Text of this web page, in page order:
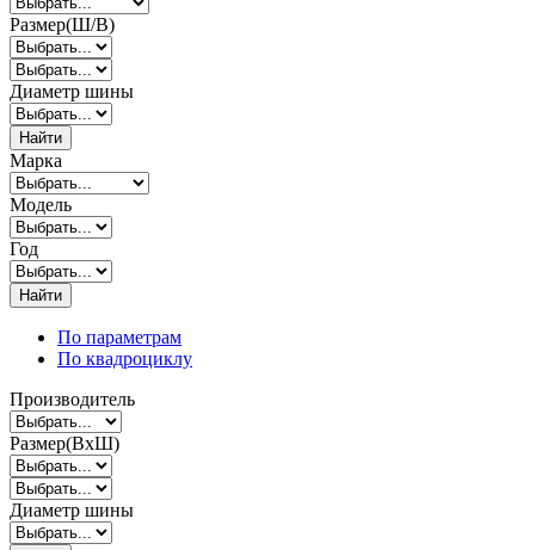
Размер(Ш/В)
Диаметр шины
Найти
Марка
Модель
Год
Найти
По параметрам
По квадроциклу
Производитель
Размер(ВxШ)
Диаметр шины